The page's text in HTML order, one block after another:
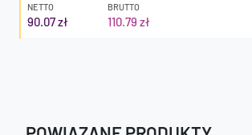
NETTO
90.07 zł
BRUTTO
110.79 zł